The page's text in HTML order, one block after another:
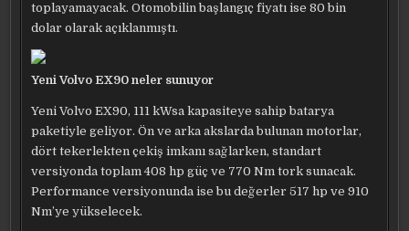
toplayamayacak. Otomobilin başlangıç fiyatı ise 80 bin
dolar olarak açıklanmıştı.
Yeni Volvo EX90 neler sunuyor
Yeni Volvo EX90, 111 kWsa kapasiteye sahip batarya
paketiyle geliyor. Ön ve arka akslarda bulunan motorlar,
dört tekerlekten çekiş imkanı sağlarken, standart
versiyonda toplam 408 hp güç ve 770 Nm tork sunacak.
Performance versiyonunda ise bu değerler 517 hp ve 910
Nm’ye yükselecek.